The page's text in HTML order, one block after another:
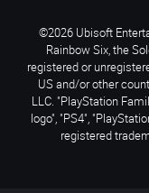
©2026 Ubisoft
Rainbow Six, the
registered or
US and/or other
LLC. "PlayStation
logo", "PS4",
registered